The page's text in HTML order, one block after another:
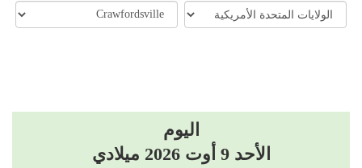
اليوم
الأحد 9 أوت 2026 ميلادي